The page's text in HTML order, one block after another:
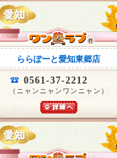
ららぽーと愛知東郷店
0561-37-2212
（ニャンニャンワンニャン）